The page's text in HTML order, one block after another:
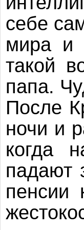
себе
мира и
такой
папа.
После
ночи и
когда
падают
пенсии